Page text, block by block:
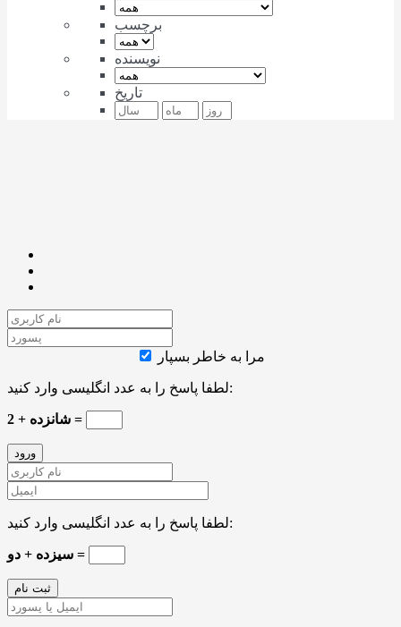
برچسب
نویسنده
تاریخ
مرا به خاطر بسپار
لطفا پاسخ را به عدد انگلیسی وارد کنید:
2 + شانزده =
لطفا پاسخ را به عدد انگلیسی وارد کنید:
سیزده + دو =